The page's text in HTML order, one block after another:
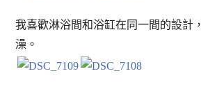
我喜歡淋浴間和浴缸在同一間的設計
澡。